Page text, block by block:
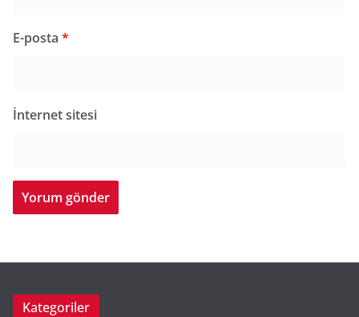
E-posta *
İnternet sitesi
Kategoriler